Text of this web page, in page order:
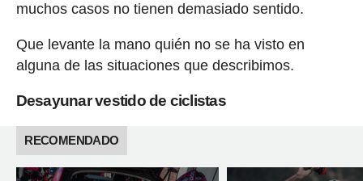
muchos casos no tienen demasiado sentido.
Que levante la mano quién no se ha visto en
alguna de las situaciones que describimos.
Desayunar vestido de ciclistas
RECOMENDADO